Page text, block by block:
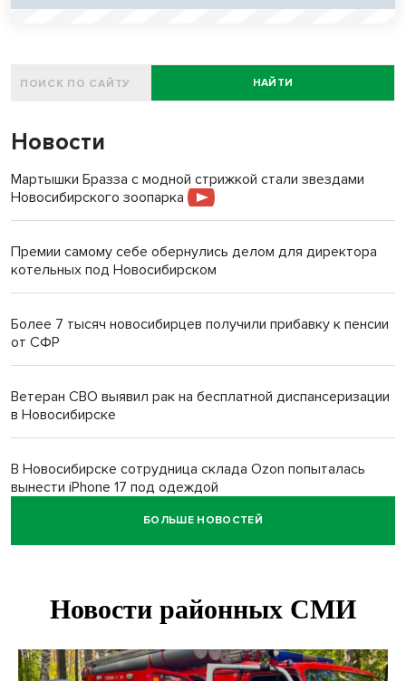
НАЙТИ
Новости
Мартышки Бразза с модной стрижкой стали звездами
Новосибирского зоопарка
Премии самому себе обернулись делом для директора
котельных под Новосибирском
Более 7 тысяч новосибирцев получили прибавку к пенсии
от СФР
Ветеран СВО выявил рак на бесплатной диспансеризации
в Новосибирске
В Новосибирске сотрудница склада Ozon попыталась
вынести iPhone 17 под одеждой
Дело отравителя за убийство 14-летней давности
Подрядчика для ремонта подпорной стены на
БОЛЬШЕ НОВОСТЕЙ